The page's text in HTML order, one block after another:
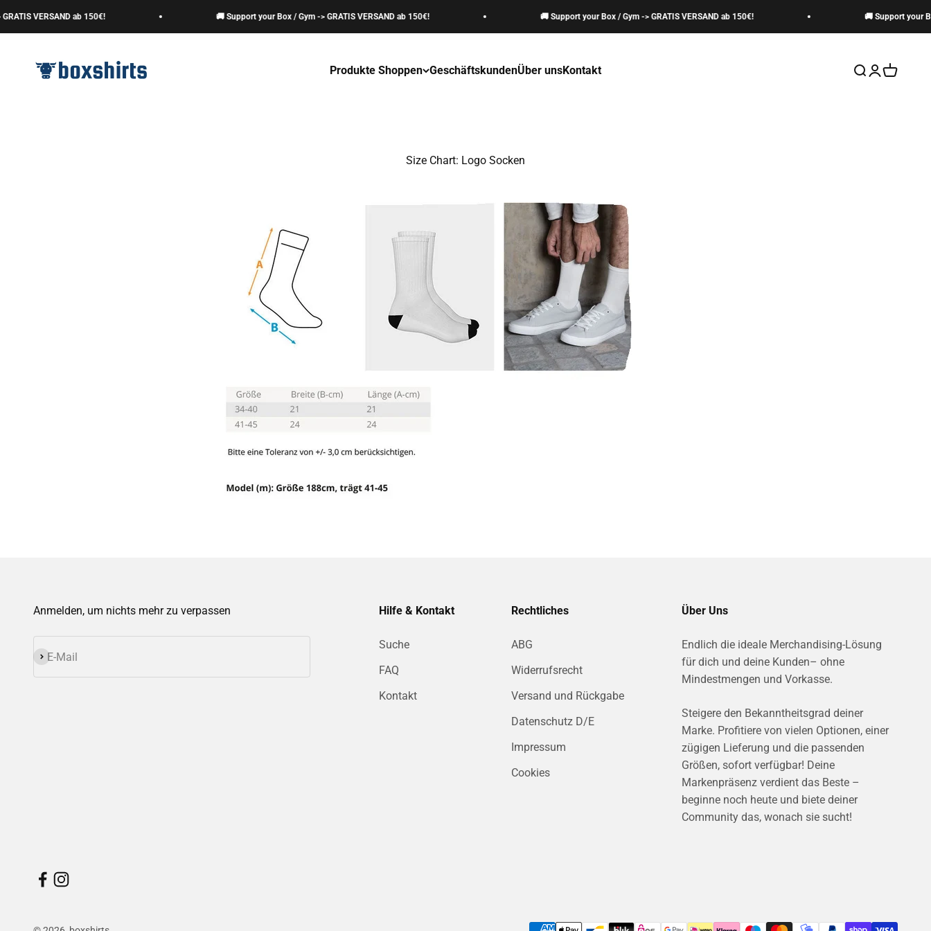
VERSAND ab 150€! 🚚 Support your Box / Gym -> GRATIS VERSAND ab 150€! 🚚 Support your Box / Gym -> GRATIS VERSAND ab 150€! 🚚 Support your Box
Produkte Shoppen GeschäftskundenÜber unsKontakt
boxshirts Suche öffnen
Size Chart: Logo Socken
Anmelden, um nichts mehr zu verpassen
E-Mail
Abonnieren
Hilfe & Kontakt
Suche
FAQ
Kontakt
Rechtliches
ABG
Widerrufsrecht
Versand und Rückgabe
Datenschutz D/E
Impressum
Cookies
Über Uns
Endlich die ideale Merchandising-Lösung
für dich und deine Kunden– ohne
Mindestmengen und Vorkasse.
Steigere den Bekanntheitsgrad deiner
Marke. Profitiere von vielen Optionen, einer
zügigen Lieferung und die passenden
Größen, sofort verfügbar! Deine
Markenpräsenz verdient das Beste –
beginne noch heute und biete deiner
Community das, wonach sie sucht!